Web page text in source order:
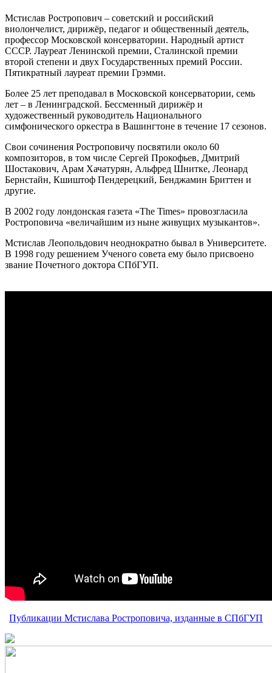
Мстислав Ростропович – советский и российский
виолончелист, дирижёр, педагог и общественный деятель,
профессор Московской консерватории. Народный артист
СССР. Лауреат Ленинской премии, Сталинской премии
второй степени и двух Государственных премий России.
Пятикратный лауреат премии Грэмми.
Более 25 лет преподавал в Московской консерватории, семь
лет – в Ленинградской. Бессменный дирижёр и
художественный руководитель Национального
симфонического оркестра в Вашингтоне в течение 17 сезонов.
Свои сочинения Ростроповичу посвятили около 60
композиторов, в том числе Сергей Прокофьев, Дмитрий
Шостакович, Арам Хачатурян, Альфред Шнитке, Леонард
Бернстайн, Кшиштоф Пендерецкий, Бенджамин Бриттен и
другие.
В 2002 году лондонская газета «The Times» провозгласила
Ростроповича «величайшим из ныне живущих музыкантов».
Мстислав Леопольдович неоднократно бывал в Университете.
В 1998 году решением Ученого совета ему было присвоено
звание Почетного доктора СПбГУП.
Публикации Мстислава Ростроповича, изданные в СПбГУП